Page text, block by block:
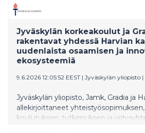
Jyväskylän korkeakoulut ja
rakentavat yhdessä Harvian
uudenlaista osaamisen ja
ekosysteemiä
9.6.2026 12:05:52 EEST | Jyväskylän yliopisto |
Jyväskylän yliopisto, Jamk, Gradia ja
allekirjoittaneet
koulutuksen, tutkimuksen ja